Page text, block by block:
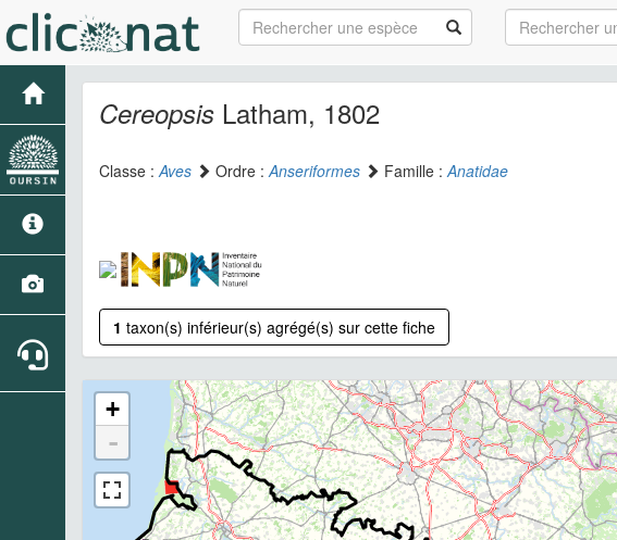
Cereopsis Latham, 1802
Classe :Aves Ordre :Anseriformes Famille :Anatidae
1 taxon(s) inférieur(s) agrégé(s) sur cette fiche
+
-